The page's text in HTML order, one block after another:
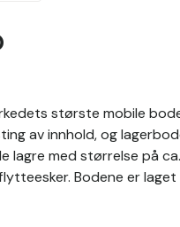
største mobile
av innhold, og
lagre med størrelse på
Bodene er